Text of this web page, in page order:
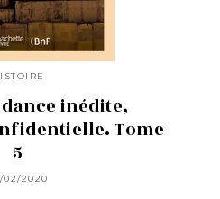
inédite,
Tome
5
02/2020